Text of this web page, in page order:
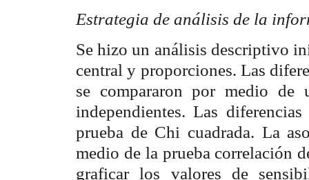
Estrategia de análisis de la
Se hizo un análisis descriptivo
central y proporciones. Las
se compararon por medio de
independientes. Las
prueba de Chi cuadrada. La
medio de la prueba correlación
graficar los valores de